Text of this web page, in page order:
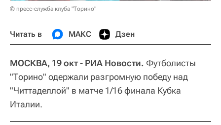
© пресс-служба клуба "Торино"
Читать в МАКС Дзен
МОСКВА, 19 окт - РИА Новости. Футболисты
"Торино" одержали разгромную победу над
"Читтаделлой" в матче 1/16 финала Кубка
Италии.